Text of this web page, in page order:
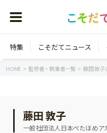
年齢から探す
特集 こそだてニュース
HOME 監修者・執筆者一覧 藤田 敦
藤田 敦子
一般社団法人日本ぺたほめ